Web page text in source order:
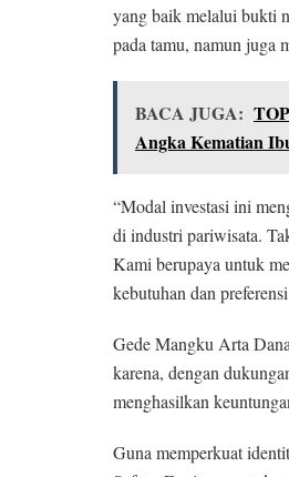
yang baik melalui bukti
pada tamu, namun juga
BACA JUGA:
Angka Kematian
“Modal investasi ini
di industri pariwisata.
Kami berupaya untuk
kebutuhan dan
Gede Mangku Arta
karena, dengan
menghasilkan
Guna memperkuat